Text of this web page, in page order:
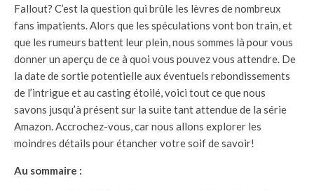
Fallout? C’est la question qui brûle les lèvres de nombreux
fans impatients. Alors que les spéculations vont bon train, et
que les rumeurs battent leur plein, nous sommes là pour vous
donner un aperçu de ce à quoi vous pouvez vous attendre. De
la date de sortie potentielle aux éventuels rebondissements
de l’intrigue et au casting étoilé, voici tout ce que nous
savons jusqu’à présent sur la suite tant attendue de la série
Amazon. Accrochez-vous, car nous allons explorer les
moindres détails pour étancher votre soif de savoir!
Au sommaire :